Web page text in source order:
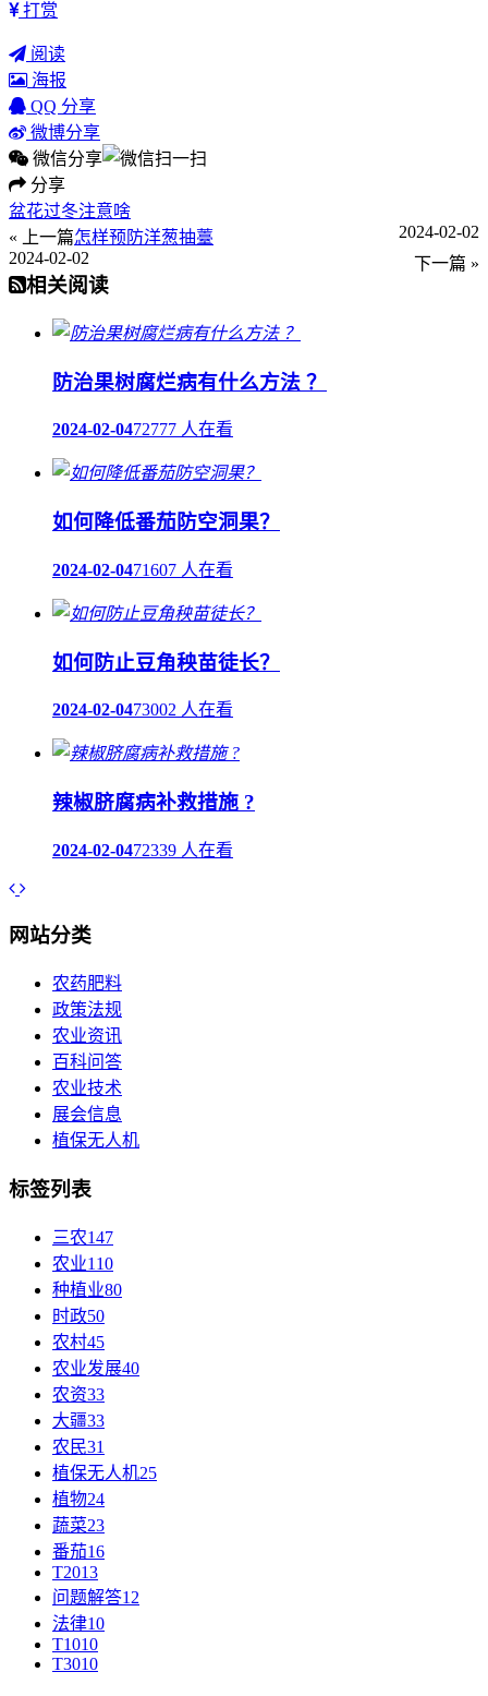
打赏
阅读
海报
QQ 分享
微博分享
微信分享
分享
盆花过冬注意啥
« 上一篇
2024-02-02
怎样预防洋葱抽薹
下一篇 »
2024-02-02
相关阅读
防治果树腐烂病有什么方法 ？
2024-02-0472777 人在看
如何降低番茄防空洞果？
2024-02-0471607 人在看
如何防止豆角秧苗徒长？
2024-02-0473002 人在看
辣椒脐腐病补救措施 ?
2024-02-0472339 人在看
网站分类
农药肥料
政策法规
农业资讯
百科问答
农业技术
展会信息
植保无人机
标签列表
三农147
农业110
种植业80
时政50
农村45
农业发展40
农资33
大疆33
农民31
植保无人机25
植物24
蔬菜23
番茄16
T2013
问题解答12
法律10
T1010
T3010